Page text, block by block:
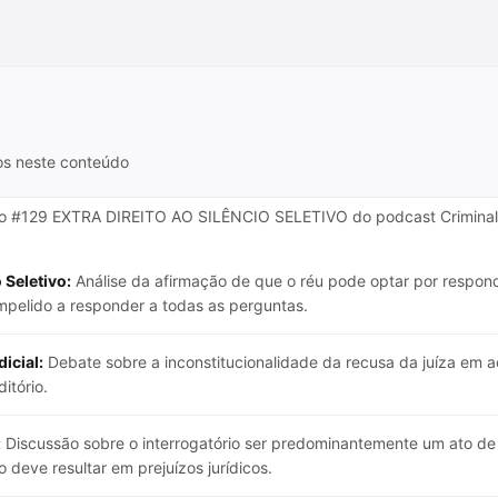
neste conteúdo
EXTRA DIREITO AO SILÊNCIO SELETIVO do podcast
Seletivo: Análise da afirmação de que o réu pode optar por
a responder a todas as perguntas.
Debate sobre a inconstitucionalidade da recusa da juíza em
Discussão sobre o interrogatório ser predominantemente um ato
deve resultar em prejuízos jurídicos.